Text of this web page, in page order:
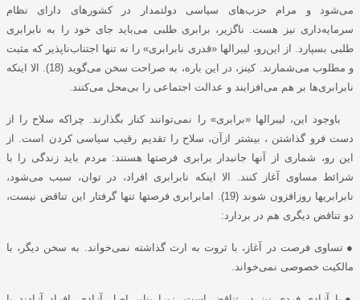
می‌شود و مرام حزب‌های سیاسی دولتمدار در کشورهای دارای نظام
سرمایه‌داری نیز هست. ناگزیر، برابری طلبی می‌باید جای خود را به نابرابری
طلبی بسپارد. از این‌رو، لیبرالها «قدری نابرابری» را نه تنها اجتناب‌ناپذیر که مثبت
و مطلوب می‌شمارند. کینز، در این باره، به صراحت سخن می‌گوید (18). الا اینکه
نابرابری‌ها بر هم می‌افزایند و عدالت اجتماعی را بی‌محل می‌کنند.
باوجود این، لیبرالها «برابری» را نمی‌توانند کنار بگذارند. چراکه سلاح را از
دست فرو گذاشتن ، بیشتر ازآن، سلاح را تقدیم رقیب سیاسی کردن است. از
این رو، شماری از آنها جانبدار برابری فرصتها هستند: مردم باید زندگی را با
شرائط مساوی آغاز کنند. الا اینکه نابرابری افراد، در توان، سبب می‌شود،
نابرابریها روزافزون شوند (19). امابرابری فرصتها تنها گرفتار این تناقض نیست،
دو تناقض دیگری هم در بردارد:
● تساوی فرصت در آغاز، با ثروت به ارث گذاشته نمی‌خواند. به سخن دیگر، با
مالکیت خصوصی نمی‌خواند.